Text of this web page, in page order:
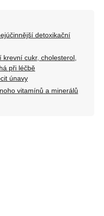
detoxikační
cukr, cholesterol,
při léčbě
únavy
vitamínů a minerálů